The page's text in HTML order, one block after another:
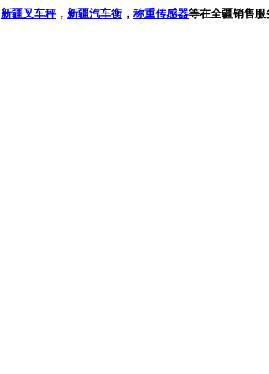
新疆叉车秤， 新疆汽车衡 ， 称重传感器等在全疆销售服